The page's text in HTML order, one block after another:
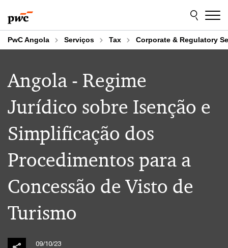
to
content
to
footer
PwC Angola Serviços Tax Corporate & Regulatory
Angola - Regime
Jurídico sobre Isenção e
Simplificação dos
Procedimentos para a
Concessão de Visto de
Turismo
09/10/23